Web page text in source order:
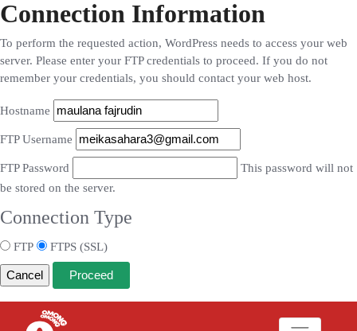
Connection Information
To perform the requested action, WordPress needs to access your web
server. Please enter your FTP credentials to proceed. If you do not
remember your credentials, you should contact your web host.
Hostname
FTP Username
FTP Password
This password will not
be stored on the server.
Connection Type
FTP FTPS (SSL)
Cancel